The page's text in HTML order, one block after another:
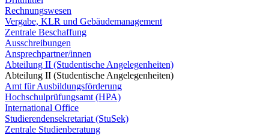
Rechnungswesen
Vergabe, KLR und Gebäudemanagement
Zentrale Beschaffung
Ausschreibungen
Ansprechpartner/innen
Abteilung II (Studentische Angelegenheiten)
Abteilung II (Studentische Angelegenheiten)
Amt für Ausbildungsförderung
Hochschulprüfungsamt (HPA)
International Office
Studierendensekretariat (StuSek)
Zentrale Studienberatung